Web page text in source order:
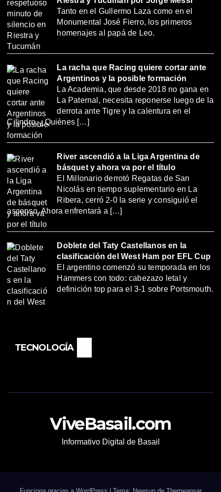
Tanto en el Gullermo Laza como en el
Monumental José Fierro, los primeros
homenajes al papá de Leo.
La racha que Racing quiere cortar ante
Argentinos y la posible formación
La Academia, que desde 2018 no gana en
La Paternal, necesita reponerse luego de la
derrota ante Tigre y la calentura en el
Cilindro. ¿Quiénes […]
River ascendió a la Liga Argentina de
básquet y ahora va por el título
El Millonario derrotó Regatas de San
Nicolás en tiempo suplementario en La
Ribera, cerró 2-0 la serie y consiguió el
ascenso. Ahora enfrentará a […]
Doblete del Taty Castellanos en la
clasificación del West Ham por EFL Cup
El argentino comenzó su temporada en los
Hammers con todo: cabezazo letal y
definición top para el 3-1 sobre Portsmouth.
TECNOLOGÍA
ViveBasail.com
Informativo Digital de Basail